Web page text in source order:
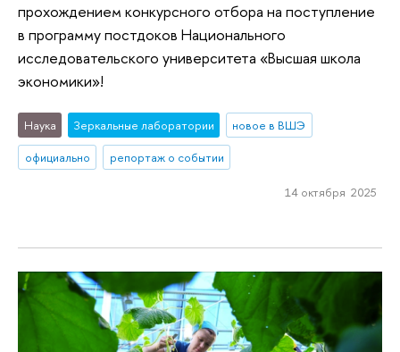
прохождением конкурсного отбора на поступление
в программу постдоков Национального
исследовательского университета «Высшая школа
экономики»!
Наука Зеркальные лаборатории
новое в ВШЭ
официально
репортаж о событии
14 октября 2025